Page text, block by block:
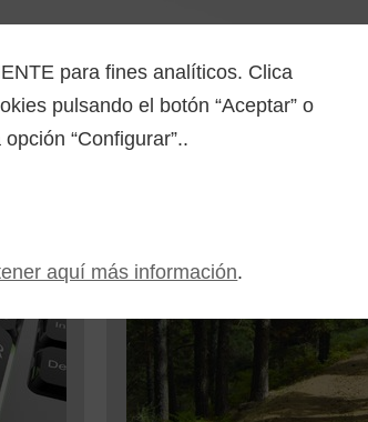
para fines analíticos. Clica
pulsando el botón “Aceptar” o
“Configurar”..
aquí más información.